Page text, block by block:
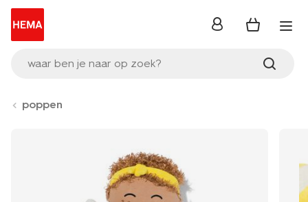
waar ben je naar op zoek?
inloggen
poppen